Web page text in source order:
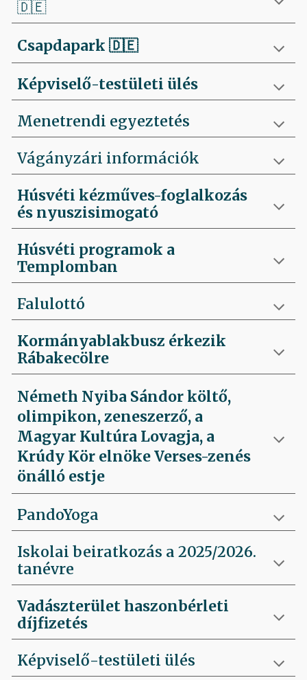
🇩🇪
Csapdapark 🇩🇪
Képviselő-testületi ülés
Menetrendi egyeztetés
Vágányzári információk
Húsvéti kézműves-foglalkozás
és nyuszisimogató
Húsvéti programok a
Templomban
Falulottó
Kormányablakbusz érkezik
Rábakecölre
Németh Nyiba Sándor költő,
olimpikon, zeneszerző, a
Magyar Kultúra Lovagja, a
Krúdy Kör elnöke Verses-zenés
önálló estje
PandoYoga
Iskolai beiratkozás a 2025/2026.
tanévre
Vadászterület haszonbérleti
díjfizetés
Képviselő-testületi ülés